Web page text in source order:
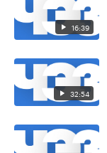
16:39
32:54